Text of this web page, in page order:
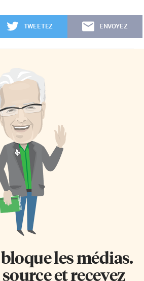
TWEETEZ ENVOYEZ
les médias.
et recevez